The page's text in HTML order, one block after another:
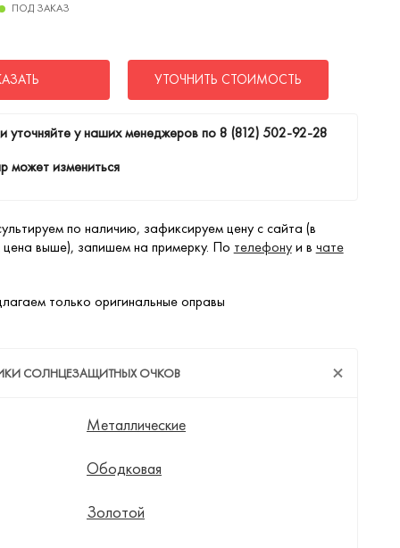
ПОД ЗАКАЗ
УТОЧНИТЬ СТОИМОСТЬ
уточняйте у наших менеджеров по8 (812) 502-92-28
может измениться
по наличию, зафиксируем цену с сайта (в
выше), запишем на примерку. По телефонуи в чате
только оригинальные оправы
СОЛНЦЕЗАЩИТНЫХ ОЧКОВ
Металлические
Ободковая
Золотой